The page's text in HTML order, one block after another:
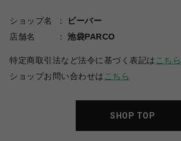
ショップ名
ビーバー
店舗名
池袋PARCO
特定商取引法など法令に基づく表記は こちら
ショップお問い合わせは こちら
SHOP TOP